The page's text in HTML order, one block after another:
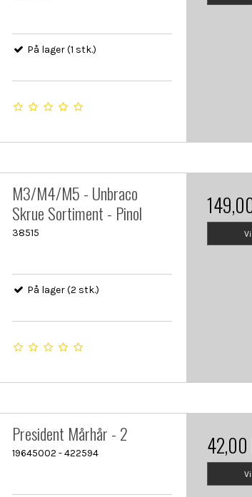
På lager (1 stk.)
M3/M4/M5 - Unbraco
Skrue Sortiment - Pinol
38515
På lager (2 stk.)
President Mårhår - 2
19645002 - 422594 42,00